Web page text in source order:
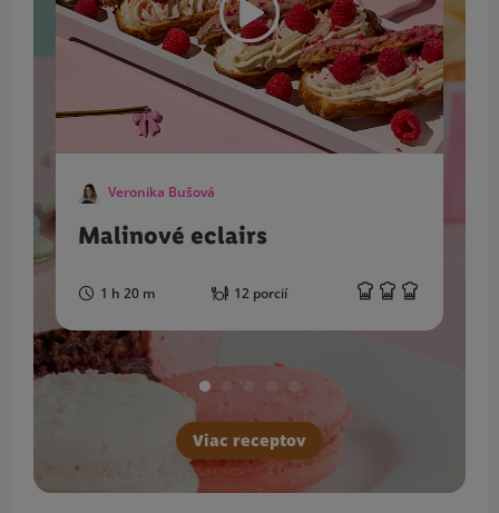
Veronika Bušová
Malinové eclairs
1 h 20 m 12 porcií
Viac receptov